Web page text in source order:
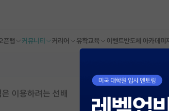
픈랩 커뮤니티 커리어 유학교육 이벤트반도체 아카데미
이용하려는 선배